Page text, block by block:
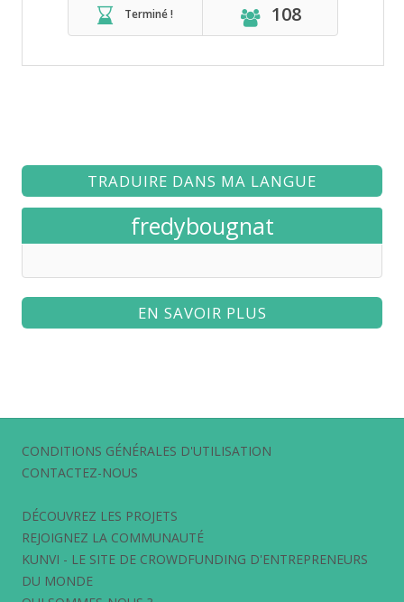
Terminé ! 108
TRADUIRE DANS MA LANGUE
fredybougnat
EN SAVOIR PLUS
CONDITIONS GÉNÉRALES D'UTILISATION
CONTACTEZ-NOUS
DÉCOUVREZ LES PROJETS
REJOIGNEZ LA COMMUNAUTÉ
KUNVI - LE SITE DE CROWDFUNDING D'ENTREPRENEURS
DU MONDE